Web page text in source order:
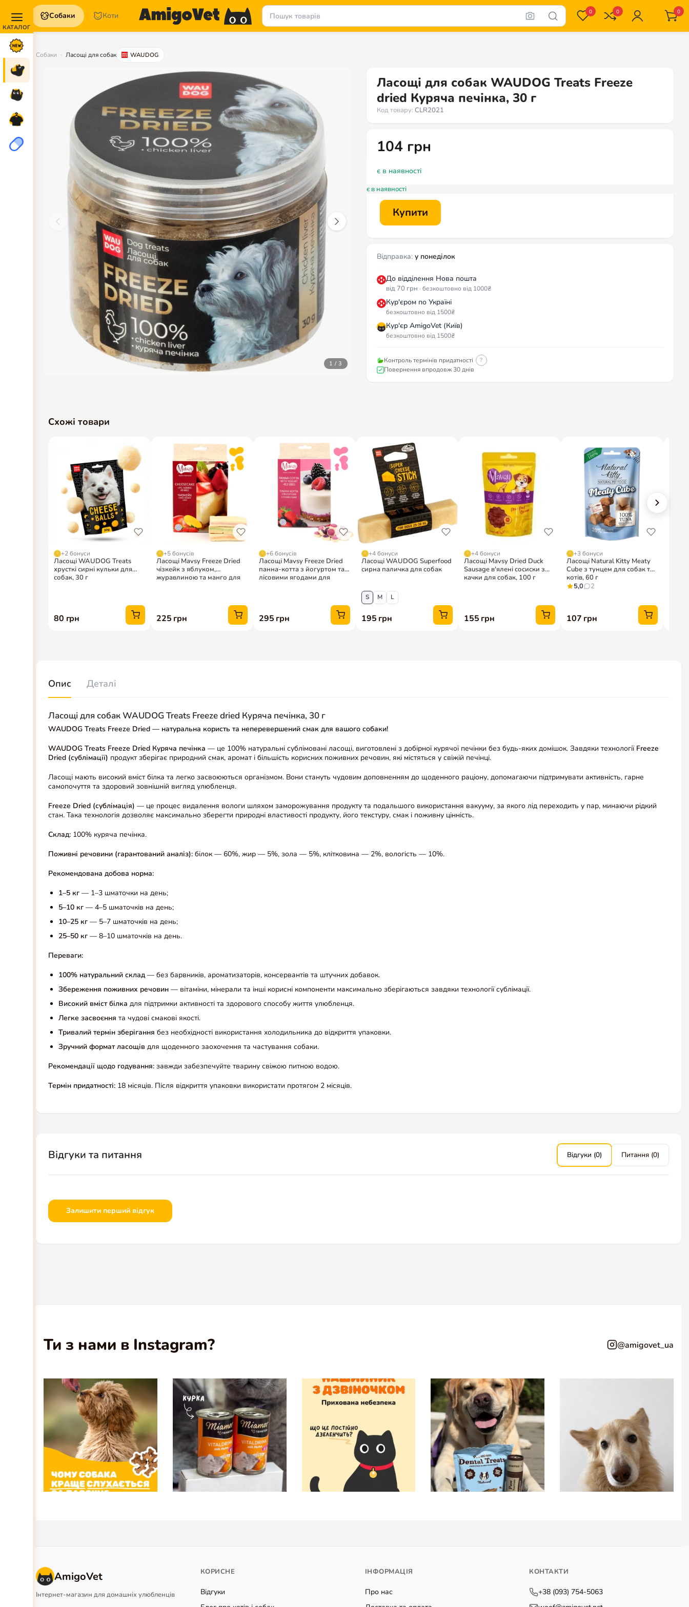
Собаки Коти 0 0 0
Собаки Ласощі для собак WAUDOG
1 / 3
Ласощі для собак WAUDOG Treats Freeze
dried Куряча печінка, 30 г
Код товару: CLR2021
104 грн
є в наявності
є в наявності
Купити
Відправка: у понеділок
До відділення Нова пошта
від 70 грн · безкоштовно від 1000₴
Кур'єром по Україні
безкоштовно від 1500₴
Кур'єр AmigoVet (Київ)
безкоштовно від 1500₴
Контроль термінів придатності ?
Повернення впродовж 30 днів
Схожі товари
Опис Деталі
Ласощі для собак WAUDOG Treats Freeze dried Куряча печінка, 30 г
WAUDOG Treats Freeze Dried — натуральна користь та неперевершений смак для вашого собаки!
WAUDOG Treats Freeze Dried Куряча печінка — це 100% натуральні сублімовані ласощі, виготовлені з добірної курячої печінки без будь-яких домішок. Завдяки технології Freeze
Dried (сублімації) продукт зберігає природний смак, аромат і більшість корисних поживних речовин, які містяться у свіжій печінці.
Ласощі мають високий вміст білка та легко засвоюються організмом. Вони стануть чудовим доповненням до щоденного раціону, допомагаючи підтримувати активність, гарне
самопочуття та здоровий зовнішній вигляд улюбленця.
Freeze Dried (сублімація) — це процес видалення вологи шляхом заморожування продукту та подальшого використання вакууму, за якого лід переходить у пар, минаючи рідкий
стан. Така технологія дозволяє максимально зберегти природні властивості продукту, його текстуру, смак і поживну цінність.
Склад: 100% куряча печінка.
Поживні речовини (гарантований аналіз): білок — 60%, жир — 5%, зола — 5%, клітковина — 2%, вологість — 10%.
Рекомендована добова норма:
1–5 кг — 1–3 шматочки на день;
5–10 кг — 4–5 шматочків на день;
10–25 кг — 5–7 шматочків на день;
25–50 кг — 8–10 шматочків на день.
Переваги:
100% натуральний склад — без барвників, ароматизаторів, консервантів та штучних добавок.
Збереження поживних речовин — вітаміни, мінерали та інші корисні компоненти максимально зберігаються завдяки технології сублімації.
Високий вміст білка для підтримки активності та здорового способу життя улюбленця.
Легке засвоєння та чудові смакові якості.
Тривалий термін зберігання без необхідності використання холодильника до відкриття упаковки.
Зручний формат ласощів для щоденного заохочення та частування собаки.
Рекомендації щодо годування: завжди забезпечуйте тварину свіжою питною водою.
Термін придатності: 18 місяців. Після відкриття упаковки використати протягом 2 місяців.
Відгуки та питання Відгуки (0) Питання (0)
Залишити перший відгук
Ти з нами в Instagram? @amigovet_ua
AmigoVet
Інтернет-магазин для домашніх улюбленців
КОРИСНЕ
Відгуки
ІНФОРМАЦІЯ
Про нас
КОНТАКТИ
+38 (093) 754-5063
Новинки